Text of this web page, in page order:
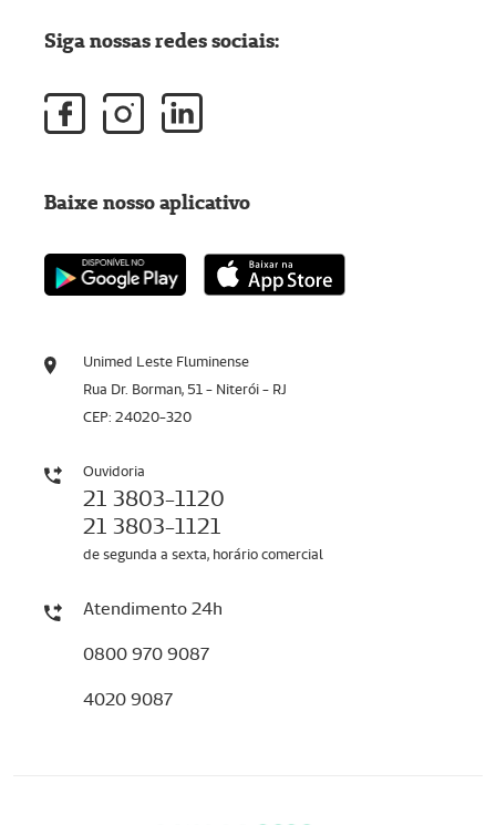
Unimed Leste Fluminense
Rua Dr. Borman, 51 - Niterói - RJ
CEP: 24020-320
Ouvidoria
21 3803-1120
21 3803-1121
de segunda a sexta, horário comercial
Atendimento 24h
0800 970 9087
4020 9087
Siga nossas redes sociais:
Baixe nosso aplicativo